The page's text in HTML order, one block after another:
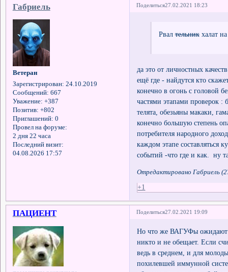
Поделиться27.02.2021 18:23
Габриель
Ветеран
Зарегистрирован: 24.10.2019
Сообщений: 667
Уважение: +387
Позитив: +802
Приглашений: 0
Провел на форуме:
2 дня 22 часа
Последний визит:
04.08.2026 17:57
Рвалтельникхалат на
да это от личностных
ещё где - найдутся кто
конечно в огонь с головой
частями этапами проверок
телята, обезьяны макаки,
конечно большую степень
потребителя народного
каждом этапе составляться
событий -что где и как. ну
Отредактировано Габриель
+1
Поделиться27.02.2021 19:09
ПАЦИЕНТ
Но что же ВАГУФы ожидают
никто и не обещает. Если
ведь в среднем, и для
похилевшей иммунной